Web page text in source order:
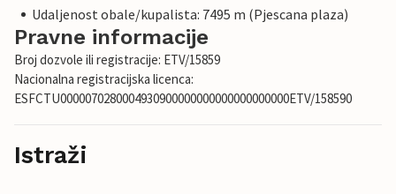
Udaljenost obale/kupalista: 7495 m (Pjescana plaza)
Pravne informacije
Broj dozvole ili registracije: ETV/15859
Nacionalna registracijska licenca:
ESFCTU0000070280004930900000000000000000000ETV/158590
Istraži